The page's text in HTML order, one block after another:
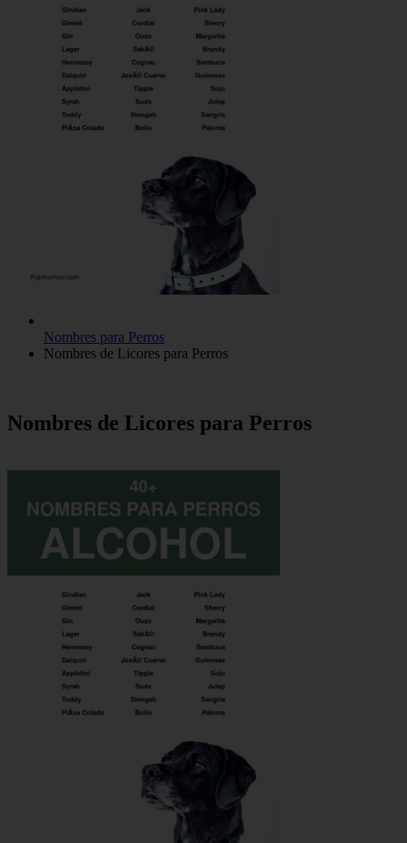
Nombres para Perros
Nombres de Licores para Perros
Nombres de Licores para Perros